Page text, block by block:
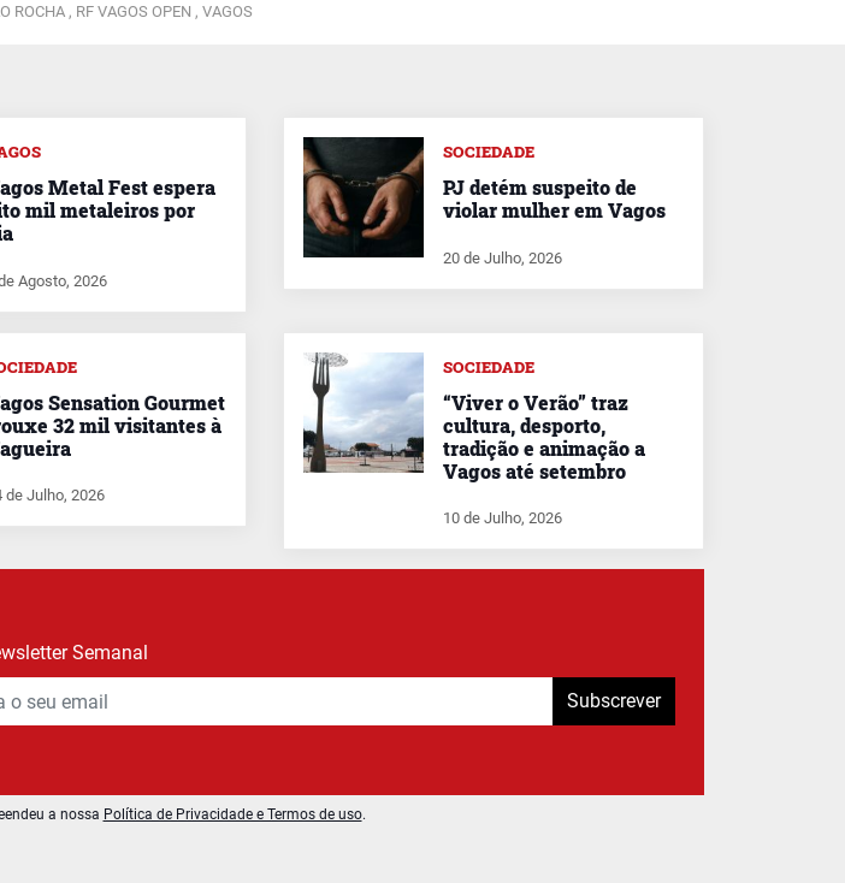
ROCHA , RF VAGOS OPEN , VAGOS
Metal Fest espera
mil metaleiros por
Agosto, 2026
SOCIEDADE
PJ detém suspeito de
violar mulher em Vagos
20 de Julho, 2026
Sensation Gourmet
32 mil visitantes à
de Julho, 2026
SOCIEDADE
“Viver o Verão” traz
cultura, desporto,
tradição e animação a
Vagos até setembro
10 de Julho, 2026
Semanal
Subscrever
a nossa Política de Privacidade e Termos de uso.